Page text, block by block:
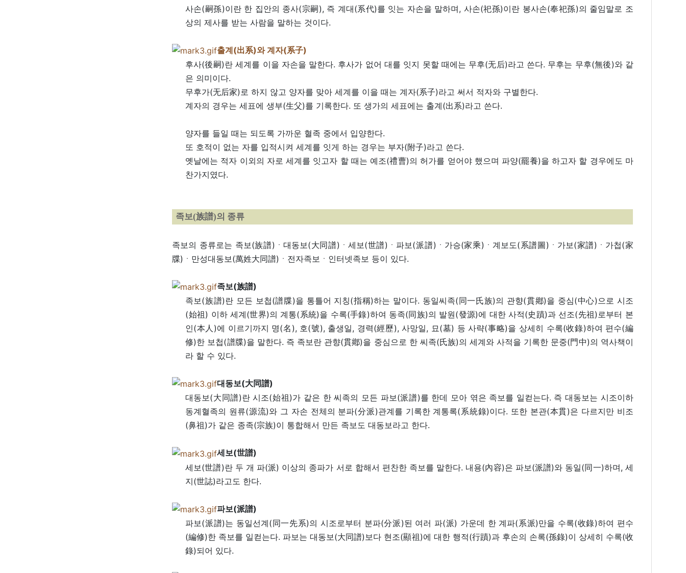
사손(嗣孫)이란 한 집안의 종사(宗嗣), 즉 계대(系代)를 잇는 자손을 말하며, 사손(祀孫)이란 봉사손(奉祀孫)의 줄임말로 조
상의 제사를 받는 사람을 말하는 것이다.
출계(出系)와 계자(系子)
후사(後嗣)란 세계를 이을 자손을 말한다. 후사가 없어 대를 잇지 못할 때에는 무후(无后)라고 쓴다. 무후는 무후(無後)와 같
은 의미이다.
무후가(无后家)로 하지 않고 양자를 맞아 세계를 이을 때는 계자(系子)라고 써서 적자와 구별한다.
계자의 경우는 세표에 생부(生父)를 기록한다. 또 생가의 세표에는 출계(出系)라고 쓴다.
양자를 들일 때는 되도록 가까운 혈족 중에서 입양한다.
또 호적이 없는 자를 입적시켜 세계를 잇게 하는 경우는 부자(附子)라고 쓴다.
옛날에는 적자 이외의 자로 세계를 잇고자 할 때는 예조(禮曹)의 허가를 얻어야 했으며 파양(罷養)을 하고자 할 경우에도 마
찬가지였다.
족보(族譜)의 종류
족보의 종류로는 족보(族譜)ㆍ대동보(大同譜)ㆍ세보(世譜)ㆍ파보(派譜)ㆍ가승(家乘)ㆍ계보도(系譜圖)ㆍ가보(家譜)ㆍ가첩(家
牒)ㆍ만성대동보(萬姓大同譜)ㆍ전자족보ㆍ인터넷족보 등이 있다.
족보(族譜)
족보(族譜)란 모든 보첩(譜牒)을 통틀어 지칭(指稱)하는 말이다. 동일씨족(同一氏族)의 관향(貫鄕)을 중심(中心)으로 시조
(始祖) 이하 세계(世界)의 계통(系統)을 수록(手錄)하여 동족(同族)의 발원(發源)에 대한 사적(史蹟)과 선조(先祖)로부터 본
인(本人)에 이르기까지 명(名), 호(號), 출생일, 경력(經歷), 사망일, 묘(墓) 등 사략(事略)을 상세히 수록(收錄)하여 편수(編
修)한 보첩(譜牒)을 말한다. 즉 족보란 관향(貫鄕)을 중심으로 한 씨족(氏族)의 세계와 사적을 기록한 문중(門中)의 역사책이
라 할 수 있다.
대동보(大同譜)
대동보(大同譜)란 시조(始祖)가 같은 한 씨족의 모든 파보(派譜)를 한데 모아 엮은 족보를 일컫는다. 즉 대동보는 시조이하
동계혈족의 원류(源流)와 그 자손 전체의 분파(分派)관계를 기록한 계통록(系統錄)이다. 또한 본관(本貫)은 다르지만 비조
(鼻祖)가 같은 종족(宗族)이 통합해서 만든 족보도 대동보라고 한다.
세보(世譜)
세보(世譜)란 두 개 파(派) 이상의 종파가 서로 합해서 편찬한 족보를 말한다. 내용(內容)은 파보(派譜)와 동일(同一)하며, 세
지(世誌)라고도 한다.
파보(派譜)
파보(派譜)는 동일선계(同一先系)의 시조로부터 분파(分派)된 여러 파(派) 가운데 한 계파(系派)만을 수록(收錄)하여 편수
(編修)한 족보를 일컫는다. 파보는 대동보(大同譜)보다 현조(顯祖)에 대한 행적(行蹟)과 후손의 손록(孫錄)이 상세히 수록(收
錄)되어 있다.